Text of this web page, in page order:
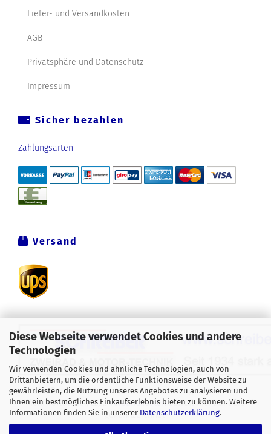
Diese Webseite verwendet Cookies und andere
Technologien
Wir verwenden Cookies und ähnliche Technologien, auch von
Drittanbietern, um die ordentliche Funktionsweise der Website zu
gewährleisten, die Nutzung unseres Angebotes zu analysieren und
Ihnen ein bestmögliches Einkaufserlebnis bieten zu können. Weitere
Informationen finden Sie in unserer Datenschutzerklärung.
Liefer- und Versandkosten
AGB
Privatsphäre und Datenschutz
Impressum
Sicher bezahlen
Zahlungsarten
Versand
Alle Preise verstehen sich inklusive der gesetzlichen
Mehrwertsteuer, zzgl.Versandkostensoweit nicht anders
gekennzeichnet.